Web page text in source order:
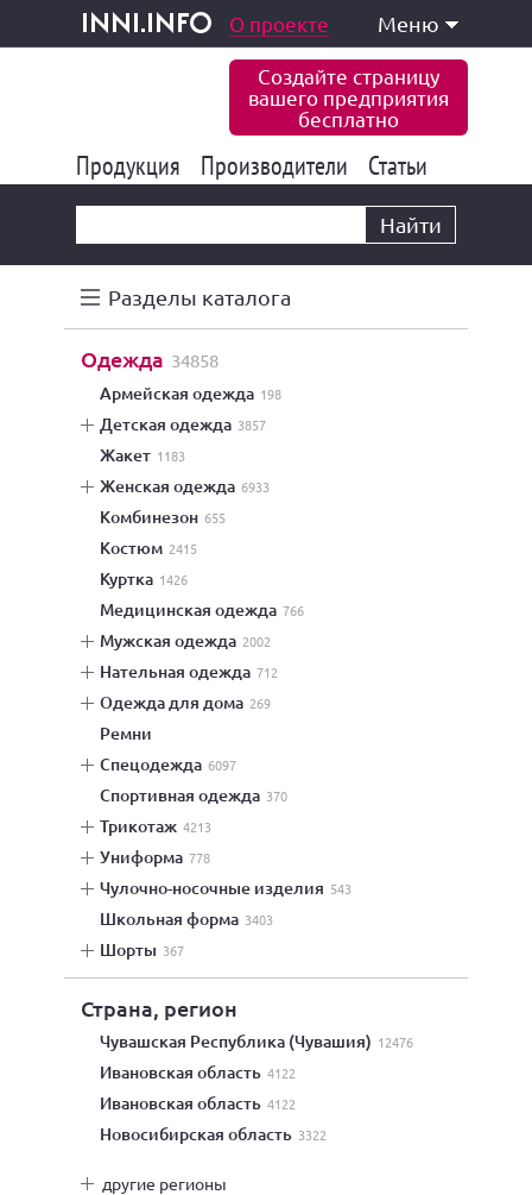
inni.info
и услуги О проекте Меню
Создайте страницу
вашего предприятия
бесплатно
Продукция 177 843
Производители 6 775
Статьи
Найти
Разделы каталога
одежда 34858
армейская одежда 198
детская одежда 3857
жакет 1183
женская одежда 6933
комбинезон 655
костюм 2415
куртка 1426
медицинская одежда 766
мужская одежда 2002
нательная одежда 712
одежда для дома 269
ремни
спецодежда 6097
спортивная одежда 370
трикотаж 4213
униформа 778
чулочно-носочные изделия 543
школьная форма 3403
шорты 367
Страна, регион
Чувашская Республика (Чувашия) 12476
Ивановская область 4122
Ивановская область 4122
Новосибирская область 3322
другие регионы